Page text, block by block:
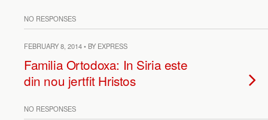
NO RESPONSES
FEBRUARY 8, 2014 • BY EXPRESS
Familia Ortodoxa: In Siria este
din nou jertfit Hristos
NO RESPONSES